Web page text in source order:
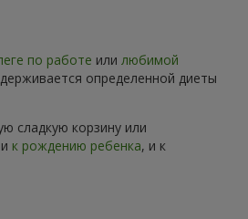
по работе или любимой
определенной диеты
сладкую корзину или
к рождению ребенка, и к